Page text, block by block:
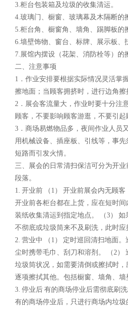
3.柜台包装箱及垃圾的收集清运。
4.玻璃门、橱窗、玻璃幕及木隔断的
5.柜台角、橱窗角、墙角、踢脚板的
6.墙壁饰物、窗台、标牌、展示板、
7.展馆内摆设（花架、消防栓等）的
二、注意事项
1．作业安排要根据实际情况灵活掌
擦地面；当顾客拥挤时，进行边角擦
2．展会客流量大，作业时要十分注
顾客，不要影响顾客游逛，不要引起
3．商场易燃物品多，夜间作业人员
用机械设备、插座板、引线等，事
短路而引发火情。
三、展会的日常清扫保洁可分为开业
段落。
1. 开业前 （1） 开业前展会内无顾客
开业前各柜台都在上货，应在短时
装纸收集清运到指定地点。 （3）
不彻底或垃圾筒来不及刷洗，此时应
2. 营业中 （1） 定时巡回清扫地面
尘时携带毛巾、刮刀和溶剂。 （2）
垃圾筒状况，如需要清倒或擦拭时，
逐项擦拭其他。包括橱窗、墙角、墙
3. 停业后 有的商场停业后需彻底刷
有的商场停业后，只进行商场内垃圾